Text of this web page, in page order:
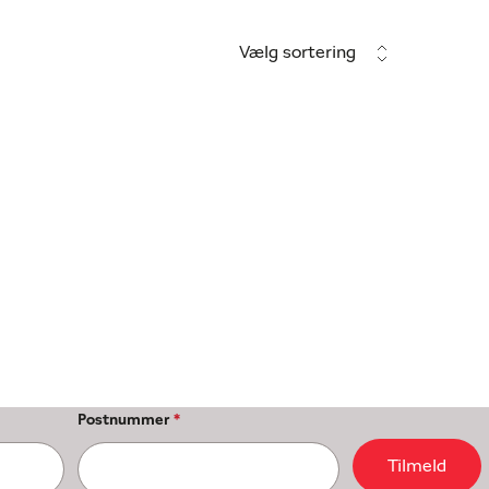
Vælg sortering
Postnummer*
Tilmeld